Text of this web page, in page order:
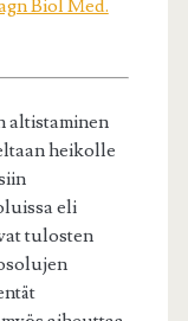
Biol Med.
altistaminen
heikolle
eli
tulosten